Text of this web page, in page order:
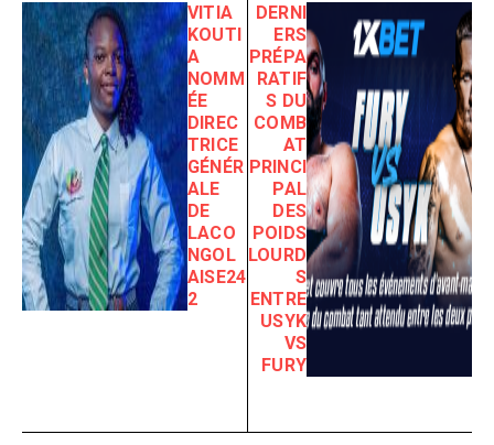
VITIA
KOUTI
A
NOMM
ÉE
DIREC
TRICE
GÉNÉR
ALE
DE
LACO
NGOL
AISE24
2
DERNI
ERS
PRÉPA
RATIF
S DU
COMB
AT
PRINCI
PAL
DES
POIDS
LOURD
S
ENTRE
USYK
VS
FURY